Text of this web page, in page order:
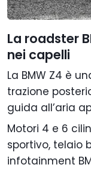
La roadster
nei capelli
La BMW Z4 è
trazione
guida all’aria
Motori 4 e 6
sportivo, telaio
infotainment